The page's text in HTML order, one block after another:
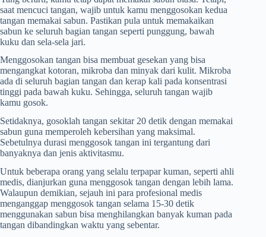
saat mencuci tangan, wajib untuk kamu menggosokan kedua
tangan memakai sabun. Pastikan pula untuk memakaikan
sabun ke seluruh bagian tangan seperti punggung, bawah
kuku dan sela-sela jari.
Menggosokan tangan bisa membuat gesekan yang bisa
mengangkat kotoran, mikroba dan minyak dari kulit. Mikroba
ada di seluruh bagian tangan dan kerap kali pada konsentrasi
tinggi pada bawah kuku. Sehingga, seluruh tangan wajib
kamu gosok.
Setidaknya, gosoklah tangan sekitar 20 detik dengan memakai
sabun guna memperoleh kebersihan yang maksimal.
Sebetulnya durasi menggosok tangan ini tergantung dari
banyaknya dan jenis aktivitasmu.
Untuk beberapa orang yang selalu terpapar kuman, seperti ahli
medis, dianjurkan guna menggosok tangan dengan lebih lama.
Walaupun demikian, sejauh ini para profesional medis
menganggap menggosok tangan selama 15-30 detik
menggunakan sabun bisa menghilangkan banyak kuman pada
tangan dibandingkan waktu yang sebentar.